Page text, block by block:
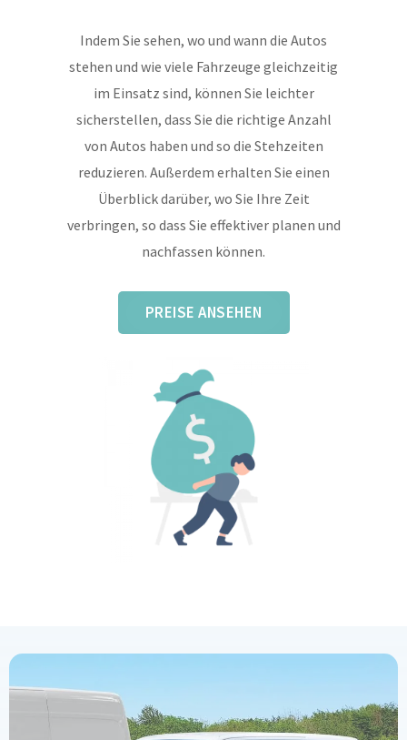
Indem Sie sehen, wo und wann die Autos
stehen und wie viele Fahrzeuge gleichzeitig
im Einsatz sind, können Sie leichter
sicherstellen, dass Sie die richtige Anzahl
von Autos haben und so die Stehzeiten
reduzieren. Außerdem erhalten Sie einen
Überblick darüber, wo Sie Ihre Zeit
verbringen, so dass Sie effektiver planen und
nachfassen können.
PREISE ANSEHEN